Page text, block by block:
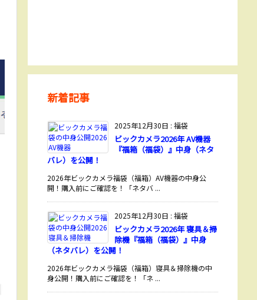
新着記事
2025年12月30日 : 福袋
ビックカメラ2026年 AV機器
『福箱（福袋）』中身（ネタ
バレ）を公開！
2026年ビックカメラ福袋（福箱）AV機器の中身公
開！購入前にご確認を！「ネタバ ...
2025年12月30日 : 福袋
ビックカメラ2026年 寝具＆掃
除機『福箱（福袋）』中身
（ネタバレ）を公開！
2026年ビックカメラ福袋（福箱）寝具＆掃除機の中
身公開！購入前にご確認を！「ネ ...